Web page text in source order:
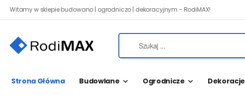
Witamy w sklepie budowano | ogrodniczo | dekoracyjnym - RodiMAX!
Strona Główna Budowlane Ogrodnicze Dekoracje